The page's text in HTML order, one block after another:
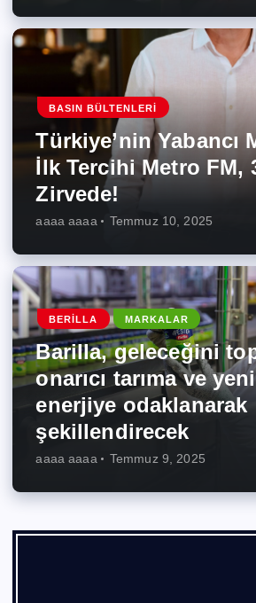
BASIN BÜLTENLERI
Türkiye’nin Yabancı
İlk Tercihi Metro FM,
Zirvede!
aaaa aaaa Temmuz 10, 2025
BERILLA MARKALAR
Barilla, geleceğini
onarıcı tarıma ve
enerjiye odaklanarak
şekillendirecek
aaaa aaaa Temmuz 9, 2025